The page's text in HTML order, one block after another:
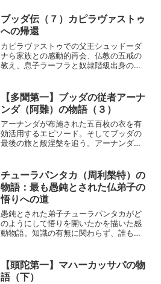
ブッダ伝（７）カピラヴァストゥ
への帰還
カピラヴァストゥでの父王シュッドーダ
ナら家族との感動的再会、仏教の五戒の
教え、息子ラーフラと奴隷階級出身のウ
【多聞第一】ブッダの従者アーナ
ンダ（阿難）の物語（３）
アーナンダが布施された五百枚の衣を有
効活用するエピソード。そしてブッダの
最後の旅と般涅槃を追う。アーナンダの
チューラパンタカ（周利槃特）の
物語：最も愚鈍とされた仏弟子の
悟りへの道
愚鈍とされた弟子チューラパンタカがど
のようにして悟りを開いたかを描いた感
動物語。知識の有無に関わらず、誰もが
【頭陀第一】マハーカッサパの物
語（下）